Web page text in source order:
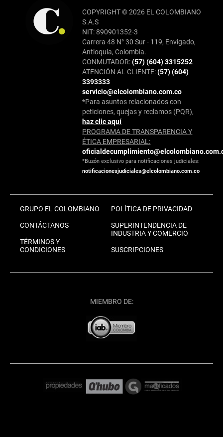
COPYRIGHT © 2026 EL COLOMBIANO
S.A.S
NIT: 890901352-3
Carrera 48 N° 30 Sur - 119, Envigado,
Antioquia, Colombia.
CONMUTADOR:(57) (604) 3315252
ATENCIÓN AL CLIENTE:(57) (604)
3393333
servicio@elcolombiano.com.co
*Para asuntos relacionados con
peticiones, quejas y reclamos (PQR),
haz clic aquí
PROGRAMA DE TRANSPARENCIA Y
ÉTICA EMPRESARIAL:
*Buzón exclusivo para notificaciones judiciales:
notificacionesjudiciales@elcolombiano.com.co
GRUPO EL COLOMBIANO
CONTÁCTANOS
TÉRMINOS Y
CONDICIONES
POLÍTICA DE PRIVACIDAD
SUPERINTENDENCIA DE
INDUSTRIA Y COMERCIO
SUSCRIPCIONES
MIEMBRO DE: